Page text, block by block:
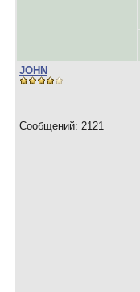
JOHN
Сообщений: 2121